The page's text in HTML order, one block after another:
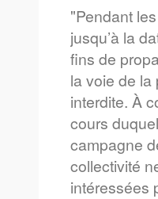
"Pendant
jusqu’à la
fins de
la voie de
interdite. À
cours
campagne
collectivité
intéressées